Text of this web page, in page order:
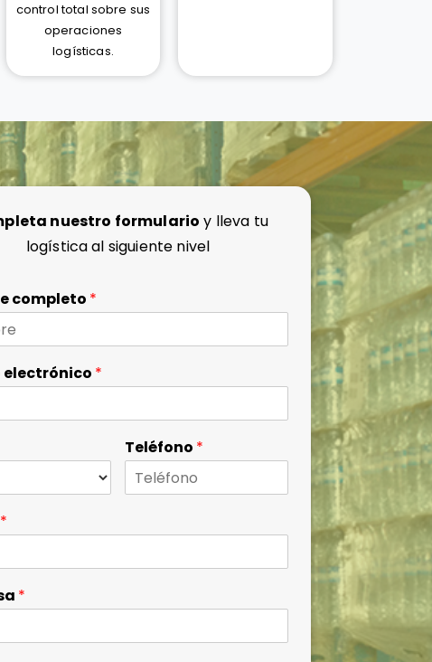
control total sobre sus
operaciones
logísticas.
nuestro formulario y lleva tu
logística al siguiente nivel
completo *
electrónico *
Teléfono *
*
*